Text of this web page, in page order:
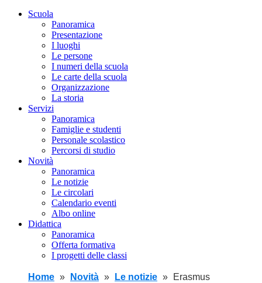
Scuola
Panoramica
Presentazione
I luoghi
Le persone
I numeri della scuola
Le carte della scuola
Organizzazione
La storia
Servizi
Panoramica
Famiglie e studenti
Personale scolastico
Percorsi di studio
Novità
Panoramica
Le notizie
Le circolari
Calendario eventi
Albo online
Didattica
Panoramica
Offerta formativa
I progetti delle classi
Home Novità Le notizie
Erasmus